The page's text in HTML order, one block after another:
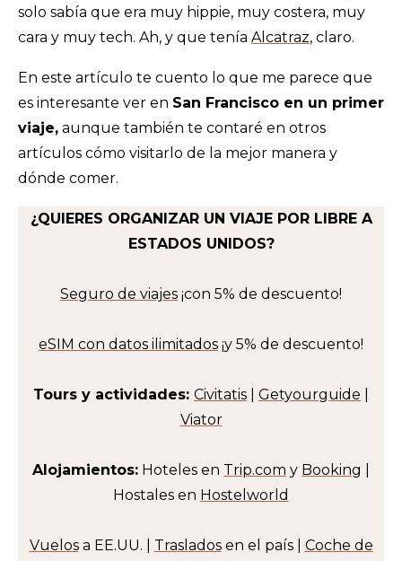
Yerba Buena Gardens
Golden Gate Park
Torre Coit
Crissy Field – De mis cosas favoritas que ver
en San Francisco
solo sabía que era muy hippie, muy costera, muy
cara y muy tech. Ah, y que tenía Alcatraz, claro.
En este artículo te cuento lo que me parece que
es interesante ver en San Francisco en un primer
viaje, aunque también te contaré en otros
artículos cómo visitarlo de la mejor manera y
dónde comer.
¿QUIERES ORGANIZAR UN VIAJE POR LIBRE A
ESTADOS UNIDOS?
Seguro de viajes ¡con 5% de descuento!
eSIM con datos ilimitados ¡y 5% de descuento!
Tours y actividades: Civitatis Getyourguide
Viator
Alojamientos: Hoteles en Trip.com y Booking
Hostales en Hostelworld
Vuelosa EE.UU. | Trasladosen el país | Coche de